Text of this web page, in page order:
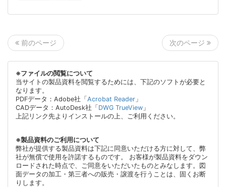
前のページ 次のページ
※ファイルの閲覧について
当サイトの製品資料を閲覧するためには、下記のソフトが必要と
なります。
PDFデータ：Adobe社「Acrobat Reader 」
CADデータ：AutoDesk社「DWG TrueView 」
上記リンク先よりインストールの上、ご利用ください。
※製品資料のご利用について
弊社が提供する製品資料は下記に同意いただける方に対して、弊
社が無償で使用を許諾するものです。 お客様が製品資料をダウン
ロードされた時点で、ご同意をいただいたものとみなします。図
面データの加工・第三者への販売・譲渡を行うことは、固くお断
りします。